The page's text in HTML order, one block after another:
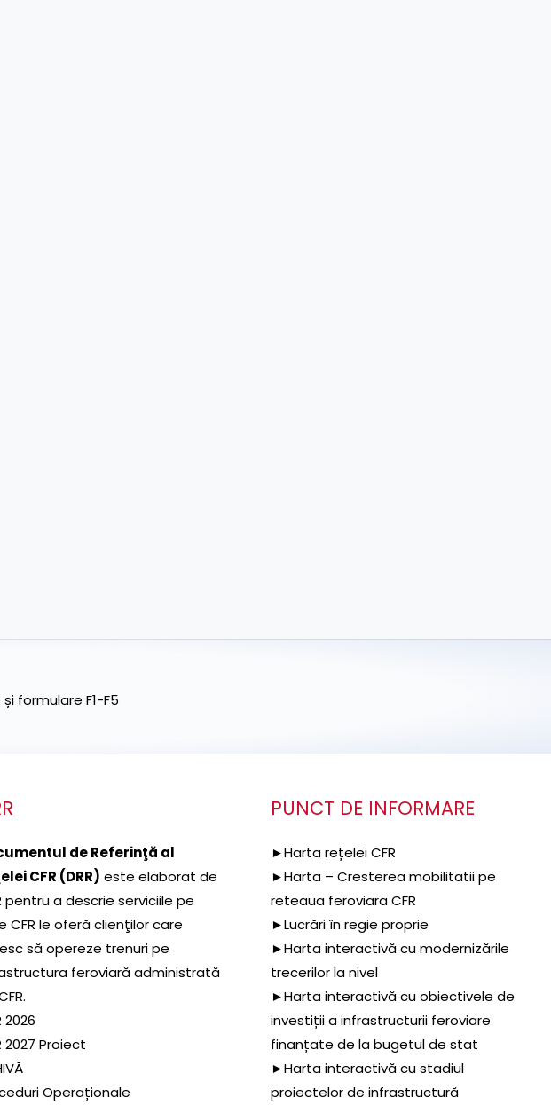
formulare F1-F5
de Referinţă al
CFR (DRR) este elaborat de
pentru a descrie serviciile pe
CFR le oferă clienţilor care
să opereze trenuri pe
feroviară administrată
2026
2027 Proiect
Operaționale
PUNCT DE INFORMARE
►Harta rețelei CFR
►Harta – Cresterea mobilitatii pe
reteaua feroviara CFR
►Lucrări în regie proprie
►Harta interactivă cu modernizările
trecerilor la nivel
►Harta interactivă cu obiectivele de
investiții a infrastructurii feroviare
finanțate de la bugetul de stat
►Harta interactivă cu stadiul
proiectelor de infrastructură